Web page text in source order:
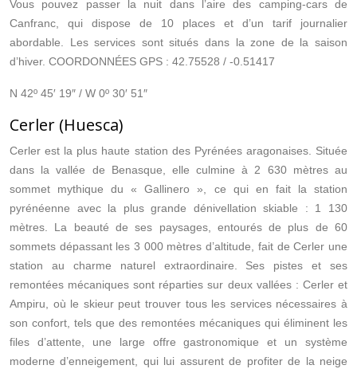
Vous pouvez passer la nuit dans l’aire des camping-cars de
Canfranc, qui dispose de 10 places et d’un tarif journalier
abordable. Les services sont situés dans la zone de la saison
d’hiver. COORDONNÉES GPS : 42.75528 / -0.51417
N 42º 45′ 19″ / W 0º 30′ 51″
Cerler (Huesca)
Cerler est la plus haute station des Pyrénées aragonaises. Située
dans la vallée de Benasque, elle culmine à 2 630 mètres au
sommet mythique du « Gallinero », ce qui en fait la station
pyrénéenne avec la plus grande dénivellation skiable : 1 130
mètres. La beauté de ses paysages, entourés de plus de 60
sommets dépassant les 3 000 mètres d’altitude, fait de Cerler une
station au charme naturel extraordinaire. Ses pistes et ses
remontées mécaniques sont réparties sur deux vallées : Cerler et
Ampiru, où le skieur peut trouver tous les services nécessaires à
son confort, tels que des remontées mécaniques qui éliminent les
files d’attente, une large offre gastronomique et un système
moderne d’enneigement, qui lui assurent de profiter de la neige